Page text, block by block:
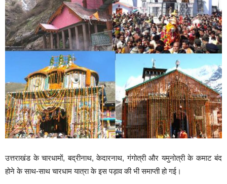
उत्तराखंड के चारधामों, बद्रीनाथ, केदारनाथ, गंगोत्री और यमुनोत्री के कमाट बंद
होने के साथ-साथ चारधाम यात्रा के इस पड़ाव की भी समाप्ती हो गई।